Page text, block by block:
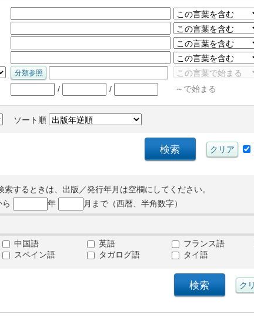
/ / ～で始まる
ソート順
するときは、出版／発行年月は空欄にしてください。
ら 年 月まで（西暦、半角数字）
中国語 英語 フランス語
スペイン語 タガログ語 タイ語